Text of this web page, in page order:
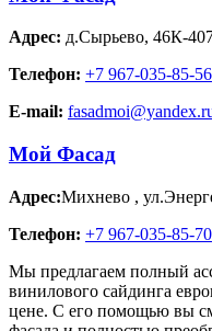
Адрес: д.Сырьево, 46К-
Телефон: +7 967-035-85-56
E-mail:
Мой Фасад
Адрес:Михнево ,
Телефон: +7 967-035-85-70
Мы предлагаем полный
винилового сайдинга
цене. С его помощью вы